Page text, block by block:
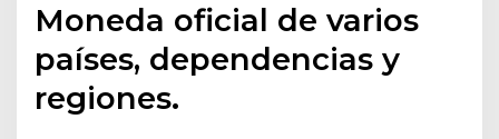
Moneda oficial de varios
países, dependencias y
regiones.